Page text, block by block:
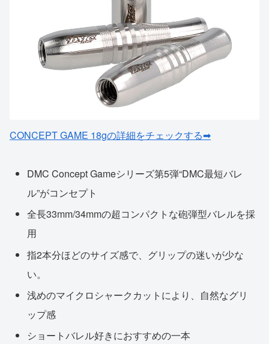
CONCEPT GAME 18gの詳細をチェックする➡
DMC Concept Gameシリーズ第5弾“DMC最短バレ
ル”がコンセプト
全長33mm/34mmの超コンパクトな砲弾型バレルを採
用
指2本分ほどのサイズ感で、グリップの迷いが少な
い。
浅めのマイクロシャークカットにより、自然なグリ
ップ感
ショートバレル好きにおすすめの一本